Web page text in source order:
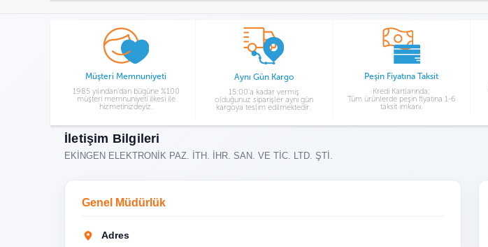
Müşteri Memnuniyeti
1985 yılından’dan bügüne %100
müşteri memnuniyeti ilkesi ile
hizmetinizdeyiz.
Aynı Gün Kargo
15:00’a kadar vermiş
olduğunuz siparişler aynı gün
kargoya teslim edilmektedir.
Peşin Fiyatına Taksit
Kredi Kartlarında;
Tüm ürünlerde peşin fiyatına 1-6
taksit imkanı.
İletişim Bilgileri
EKİNGEN ELEKTRONİK PAZ. İTH. İHR. SAN. VE TİC. LTD. ŞTİ.
Genel Müdürlük
Adres